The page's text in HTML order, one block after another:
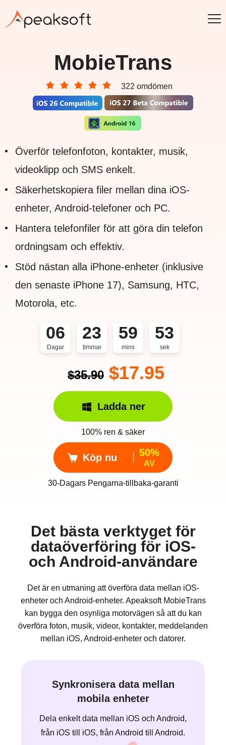
MobieTrans
322 omdömen
Överför telefonfoton, kontakter, musik,
videoklipp och SMS enkelt.
Säkerhetskopiera filer mellan dina iOS-
enheter, Android-telefoner och PC.
Hantera telefonfiler för att göra din telefon
ordningsam och effektiv.
Stöd nästan alla iPhone-enheter (inklusive
den senaste iPhone 17), Samsung, HTC,
Motorola, etc.
06
Dagar
23
timmar
59
mins
52
sek
$35.90 $17.95
Ladda ner
100% ren & säker
Köp nu 50%
AV
30-Dagars Pengarna-tillbaka-garanti
Det bästa verktyget för
dataöverföring för iOS-
och Android-användare
Det är en utmaning att överföra data mellan iOS-
enheter och Android-enheter. Apeaksoft MobieTrans
kan bygga den osynliga motorvägen så att du kan
överföra foton, musik, videor, kontakter, meddelanden
mellan iOS, Android-enheter och datorer.
Synkronisera data mellan
mobila enheter
Dela enkelt data mellan iOS och Android,
från iOS till iOS, från Android till Android.